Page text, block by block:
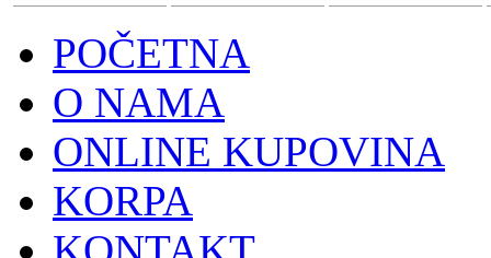
POČETNA
O NAMA
ONLINE KUPOVINA
KORPA